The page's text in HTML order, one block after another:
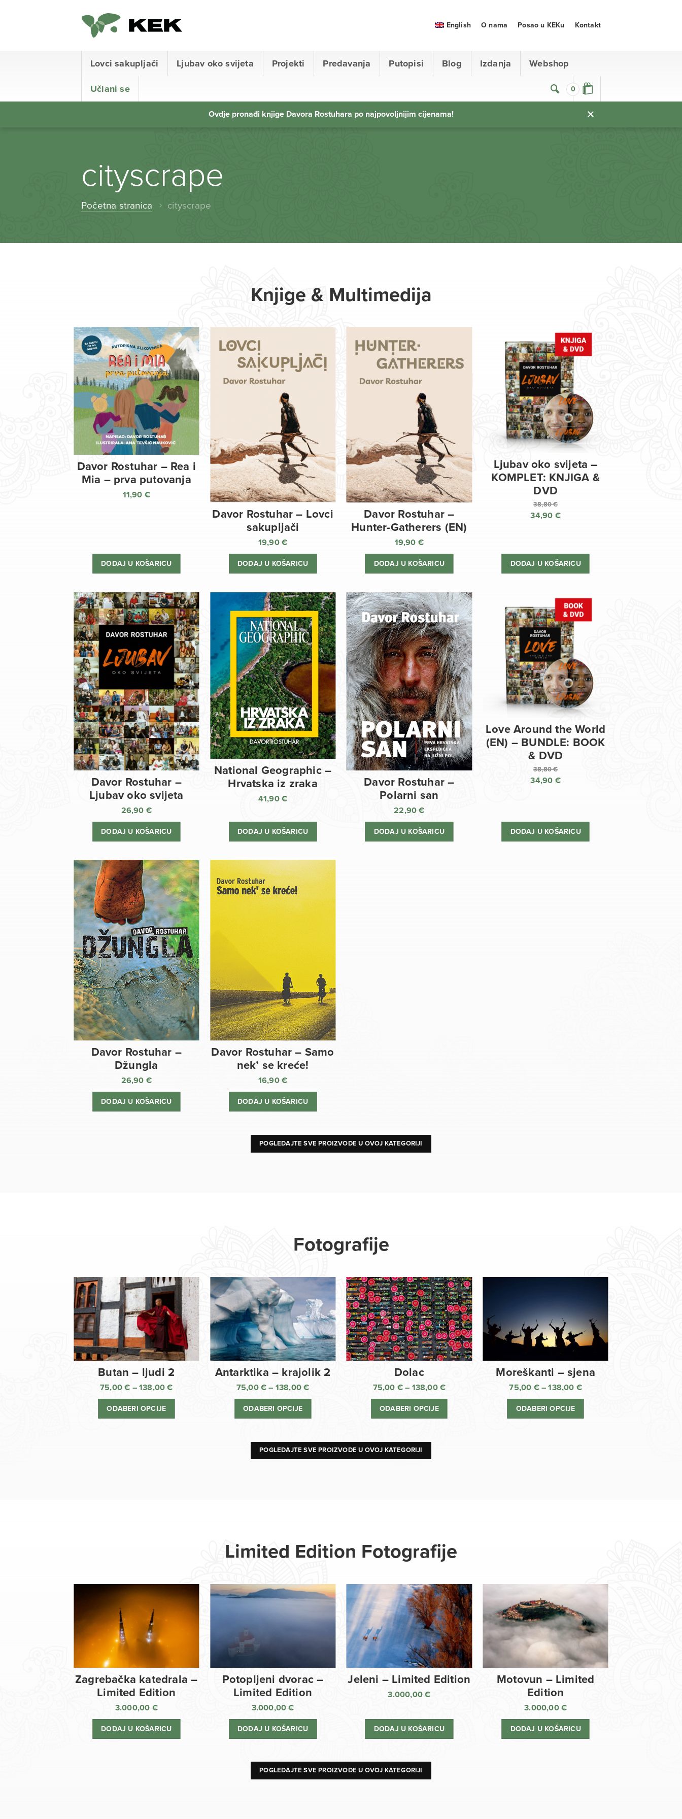
0
Lovci sakupljači Ljubav oko svijeta Projekti Predavanja Putopisi Blog Izdanja Webshop
Učlani se
English O nama Posao u KEKu Kontakt
Ovdje pronađi knjige Davora Rostuhara po najpovoljnijim cijenama!
cityscrape
Početna stranica cityscrape
Knjige & Multimedija
Davor Rostuhar – Rea i
Mia – prva putovanja
11,90 €
DODAJ U KOŠARICU
Davor Rostuhar – Lovci
sakupljači
19,90€
DODAJ U KOŠARICU
Davor Rostuhar –
Hunter-Gatherers (EN)
19,90 €
DODAJ U KOŠARICU
Ljubav oko svijeta –
KOMPLET: KNJIGA &
DVD
38,80€
Izvorna
je:
38,80 €.
34,90 €
je:
34,90 €.
DODAJ U KOŠARICU
Davor Rostuhar –
Ljubav oko svijeta
26,90 €
DODAJ U KOŠARICU
National Geographic –
Hrvatska iz zraka
41,90€
DODAJ U KOŠARICU
Davor Rostuhar –
Polarni san
22,90€
DODAJ U KOŠARICU
Love Around the World
(EN) – BUNDLE: BOOK
& DVD
38,80€
Izvorna
je:
38,80 €.
34,90 €
je:
34,90 €.
DODAJ U KOŠARICU
Davor Rostuhar –
Džungla
26,90 €
DODAJ U KOŠARICU
Davor Rostuhar – Samo
nek’ se kreće!
16,90€
DODAJ U KOŠARICU
POGLEDAJTE SVE PROIZVODE U OVOJ KATEGORIJI
Fotografije
Butan – ljudi 2
75,00€ – 138,00€
ODABERI OPCIJE
Antarktika – krajolik 2
75,00 € – 138,00€
138,00 €
ODABERI OPCIJE
Dolac
75,00 € – 138,00 €
cijena:
ODABERI OPCIJE
Moreškanti – sjena
75,00 € – 138,00 €Raspon
cijena:
ODABERI OPCIJE
POGLEDAJTE SVE PROIZVODE U OVOJ KATEGORIJI
Limited Edition Fotografije
Zagrebačka katedrala –
Limited Edition
3.000,00 €
DODAJ U KOŠARICU
Potopljeni dvorac –
Limited Edition
3.000,00€
DODAJ U KOŠARICU
Jeleni – Limited Edition
3.000,00€
DODAJ U KOŠARICU
Motovun – Limited
Edition
3.000,00 €
DODAJ U KOŠARICU
POGLEDAJTE SVE PROIZVODE U OVOJ KATEGORIJI